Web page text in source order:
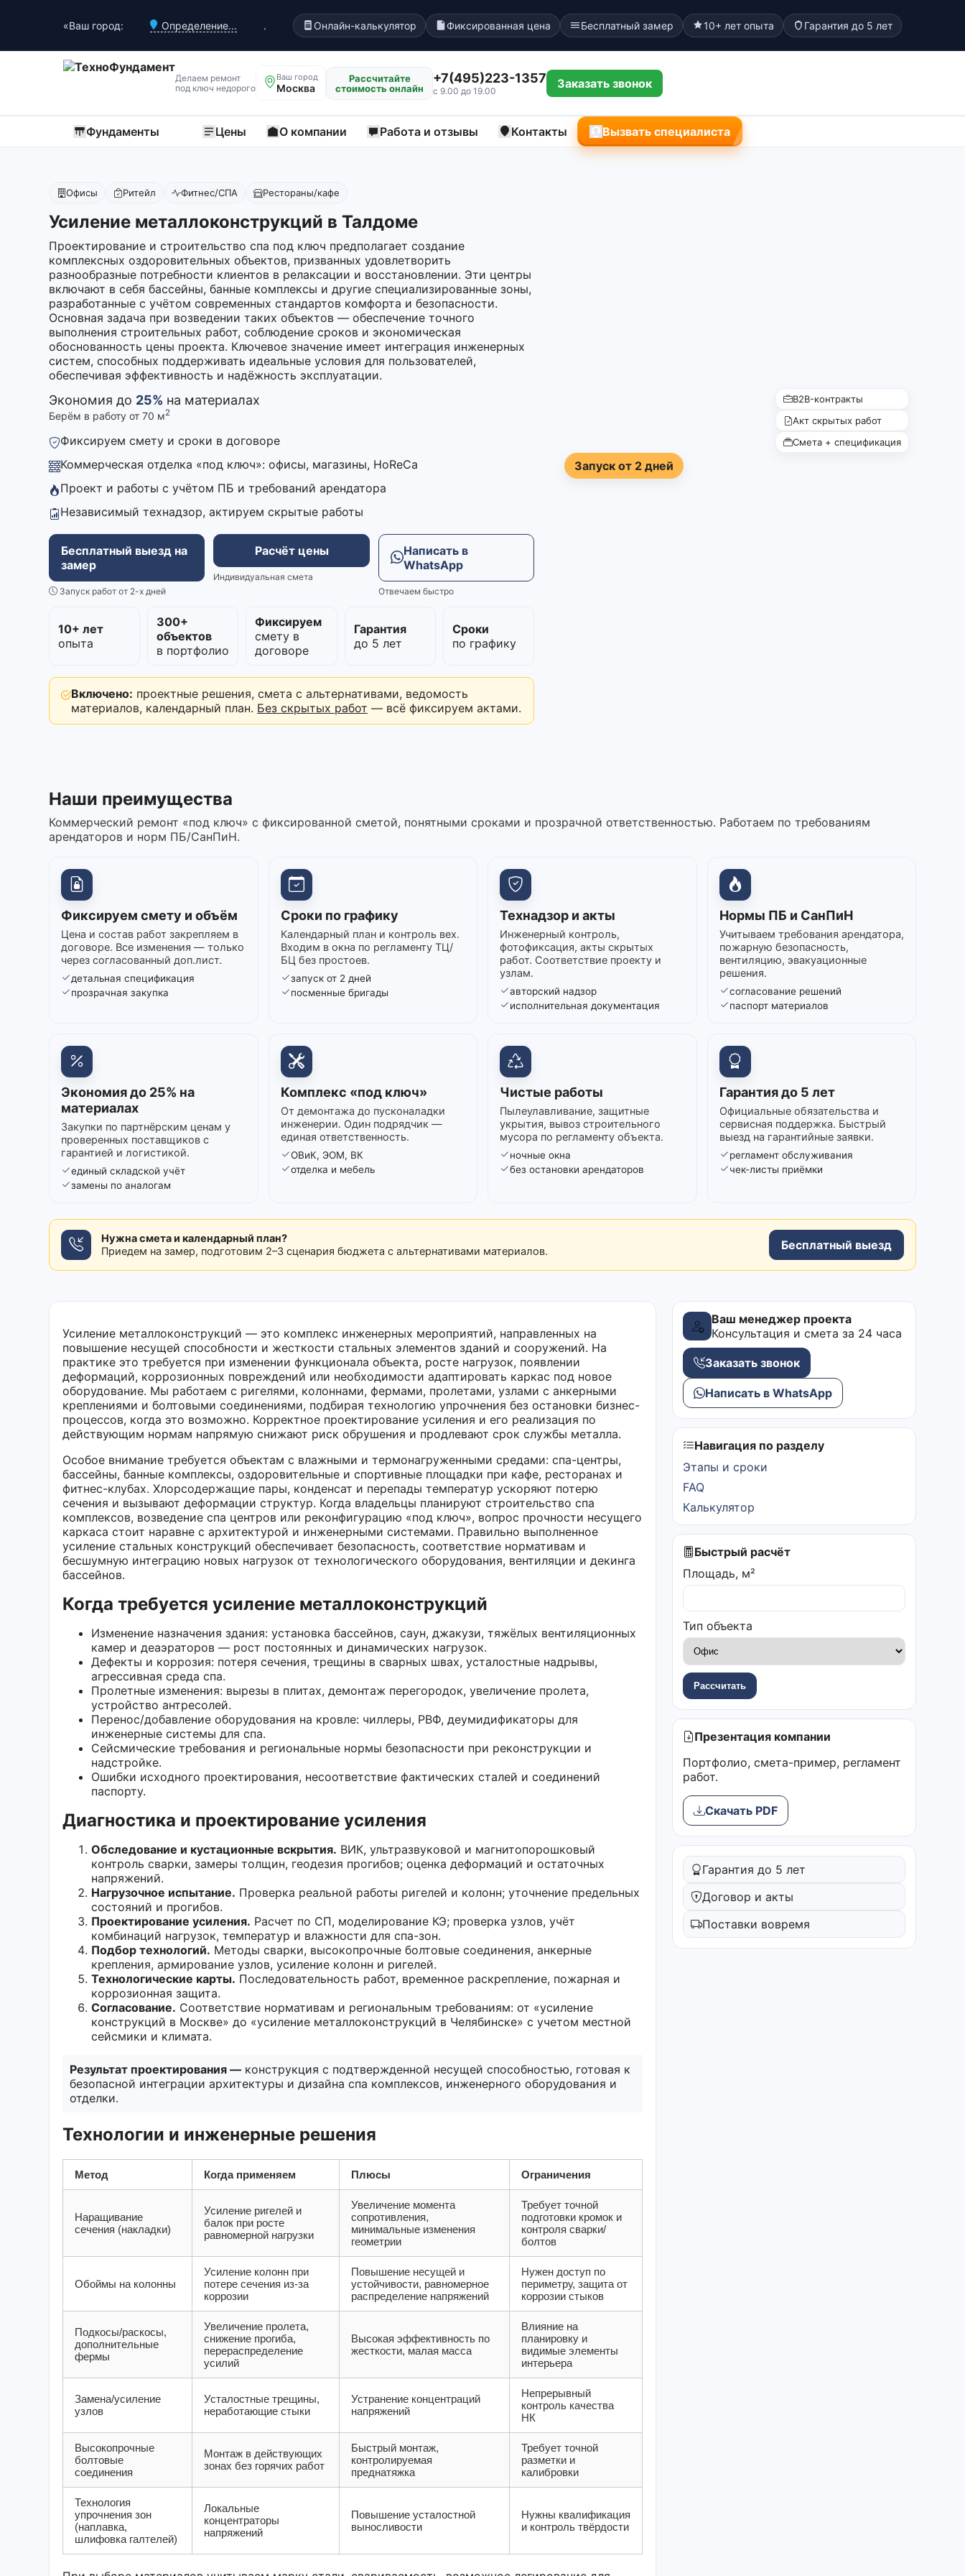
«Ваш город: Определение... . Онлайн-калькулятор Фиксированная цена Бесплатный замер 10+ лет опыта Гарантия до 5 лет
Делаем ремонт
под ключ недорого
Ваш город
Москва
Рассчитайте
стоимость онлайн
+7(495)223-1357
с 9.00 до 19.00
Заказать звонок
Фундаменты Цены О компании Работа и отзывы Контакты Вызвать специалиста
Офисы Ритейл Фитнес/СПА Рестораны/кафе
Усиление металлоконструкций в Талдоме
Проектирование и строительство спа под ключ предполагает создание
комплексных оздоровительных объектов, призванных удовлетворить
разнообразные потребности клиентов в релаксации и восстановлении. Эти центры
включают в себя бассейны, банные комплексы и другие специализированные зоны,
разработанные с учётом современных стандартов комфорта и безопасности.
Основная задача при возведении таких объектов — обеспечение точного
выполнения строительных работ, соблюдение сроков и экономическая
обоснованность цены проекта. Ключевое значение имеет интеграция инженерных
систем, способных поддерживать идеальные условия для пользователей,
обеспечивая эффективность и надёжность эксплуатации.
Экономия до 25% на материалах
Берём в работу от 70 м2
Фиксируем смету и сроки в договоре
Коммерческая отделка «под ключ»: офисы, магазины, HoReCa
Проект и работы с учётом ПБ и требований арендатора
Независимый технадзор, актируем скрытые работы
Бесплатный выезд на
замер
Запуск работ от 2-х дней
Расчёт цены
Индивидуальная смета
Написать в
WhatsApp
Отвечаем быстро
10+ лет
опыта
300+
объектов
в портфолио
Фиксируем
смету в
договоре
Гарантия
до 5 лет
Сроки
по графику
Включено: проектные решения, смета с альтернативами, ведомость
материалов, календарный план. Без скрытых работ — всё фиксируем актами.
Запуск от 2 дней
B2B-контракты
Акт скрытых работ
Смета + спецификация
Наши преимущества
Коммерческий ремонт «под ключ» с фиксированной сметой, понятными сроками и прозрачной ответственностью. Работаем по требованиям
арендаторов и норм ПБ/СанПиН.
Фиксируем смету и объём
Цена и состав работ закрепляем в
договоре. Все изменения — только
через согласованный доп.лист.
детальная спецификация
прозрачная закупка
Сроки по графику
Календарный план и контроль вех.
Входим в окна по регламенту ТЦ/
БЦ без простоев.
запуск от 2 дней
посменные бригады
Технадзор и акты
Инженерный контроль,
фотофиксация, акты скрытых
работ. Соответствие проекту и
узлам.
авторский надзор
исполнительная документация
Нормы ПБ и СанПиН
Учитываем требования арендатора,
пожарную безопасность,
вентиляцию, эвакуационные
решения.
согласование решений
паспорт материалов
Экономия до 25% на
материалах
Закупки по партнёрским ценам у
проверенных поставщиков с
гарантией и логистикой.
единый складской учёт
замены по аналогам
Комплекс «под ключ»
От демонтажа до пусконаладки
инженерии. Один подрядчик —
единая ответственность.
ОВиК, ЭОМ, ВК
отделка и мебель
Чистые работы
Пылеулавливание, защитные
укрытия, вывоз строительного
мусора по регламенту объекта.
ночные окна
без остановки арендаторов
Гарантия до 5 лет
Официальные обязательства и
сервисная поддержка. Быстрый
выезд на гарантийные заявки.
регламент обслуживания
чек-листы приёмки
Нужна смета и календарный план?
Приедем на замер, подготовим 2–3 сценария бюджета с альтернативами материалов.
Бесплатный выезд
Усиление металлоконструкций — это комплекс инженерных мероприятий, направленных на
повышение несущей способности и жесткости стальных элементов зданий и сооружений. На
практике это требуется при изменении функционала объекта, росте нагрузок, появлении
деформаций, коррозионных повреждений или необходимости адаптировать каркас под новое
оборудование. Мы работаем с ригелями, колоннами, фермами, пролетами, узлами с анкерными
креплениями и болтовыми соединениями, подбирая технологию упрочнения без остановки бизнес-
процессов, когда это возможно. Корректное проектирование усиления и его реализация по
действующим нормам напрямую снижают риск обрушения и продлевают срок службы металла.
Особое внимание требуется объектам с влажными и термонагруженными средами: спа-центры,
бассейны, банные комплексы, оздоровительные и спортивные площадки при кафе, ресторанах и
фитнес-клубах. Хлорсодержащие пары, конденсат и перепады температур ускоряют потерю
сечения и вызывают деформации структур. Когда владельцы планируют строительство спа
комплексов, возведение спа центров или реконфигурацию «под ключ», вопрос прочности несущего
каркаса стоит наравне с архитектурой и инженерными системами. Правильно выполненное
усиление стальных конструкций обеспечивает безопасность, соответствие нормативам и
бесшумную интеграцию новых нагрузок от технологического оборудования, вентиляции и декинга
бассейнов.
Когда требуется усиление металлоконструкций
Изменение назначения здания: установка бассейнов, саун, джакузи, тяжёлых вентиляционных
камер и деаэраторов — рост постоянных и динамических нагрузок.
Дефекты и коррозия: потеря сечения, трещины в сварных швах, усталостные надрывы,
агрессивная среда спа.
Пролетные изменения: вырезы в плитах, демонтаж перегородок, увеличение пролета,
устройство антресолей.
Перенос/добавление оборудования на кровле: чиллеры, РВФ, деумидификаторы для
инженерные системы для спа.
Сейсмические требования и региональные нормы безопасности при реконструкции и
надстройке.
Ошибки исходного проектирования, несоответствие фактических сталей и соединений
паспорту.
Диагностика и проектирование усиления
Обследование и кустационные вскрытия. ВИК, ультразвуковой и магнитопорошковый
контроль сварки, замеры толщин, геодезия прогибов; оценка деформаций и остаточных
напряжений.
Нагрузочное испытание. Проверка реальной работы ригелей и колонн; уточнение предельных
состояний и прогибов.
Проектирование усиления. Расчет по СП, моделирование КЭ; проверка узлов, учёт
комбинаций нагрузок, температур и влажности для спа-зон.
Подбор технологий. Методы сварки, высокопрочные болтовые соединения, анкерные
крепления, армирование узлов, усиление колонн и ригелей.
Технологические карты. Последовательность работ, временное раскрепление, пожарная и
коррозионная защита.
Согласование. Соответствие нормативам и региональным требованиям: от «усиление
конструкций в Москве» до «усиление металлоконструкций в Челябинске» с учетом местной
сейсмики и климата.
Результат проектирования — конструкция с подтвержденной несущей способностью, готовая к
безопасной интеграции архитектуры и дизайнa спа комплексов, инженерного оборудования и
отделки.
Технологии и инженерные решения
Метод Когда применяем Плюсы Ограничения
Наращивание
сечения (накладки)
Усиление ригелей и
балок при росте
равномерной нагрузки
Увеличение момента
сопротивления,
минимальные изменения
геометрии
Требует точной
подготовки кромок и
контроля сварки/
болтов
Обоймы на колонны
Усиление колонн при
потере сечения из-за
коррозии
Повышение несущей и
устойчивости, равномерное
распределение напряжений
Нужен доступ по
периметру, защита от
коррозии стыков
Подкосы/раскосы,
дополнительные
фермы
Увеличение пролета,
снижение прогиба,
перераспределение
усилий
Высокая эффективность по
жесткости, малая масса
Влияние на
планировку и
видимые элементы
интерьера
Замена/усиление
узлов
Усталостные трещины,
неработающие стыки
Устранение концентраций
напряжений
Непрерывный
контроль качества
НК
Высокопрочные
болтовые
соединения
Монтаж в действующих
зонах без горячих работ
Быстрый монтаж,
контролируемая
преднатяжка
Требует точной
разметки и
калибровки
Технология
упрочнения зон
(наплавка,
шлифовка галтелей)
Локальные
концентраторы
напряжений
Повышение усталостной
выносливости
Нужны квалификация
и контроль твёрдости
Ваш менеджер проекта
Консультация и смета за 24 часа
Заказать звонок
Написать в WhatsApp
Навигация по разделу
Этапы и сроки
FAQ
Калькулятор
Быстрый расчёт
Площадь, м²
Тип объекта
Рассчитать
Презентация компании
Портфолио, смета-пример, регламент
работ.
Скачать PDF
Гарантия до 5 лет
Договор и акты
Поставки вовремя